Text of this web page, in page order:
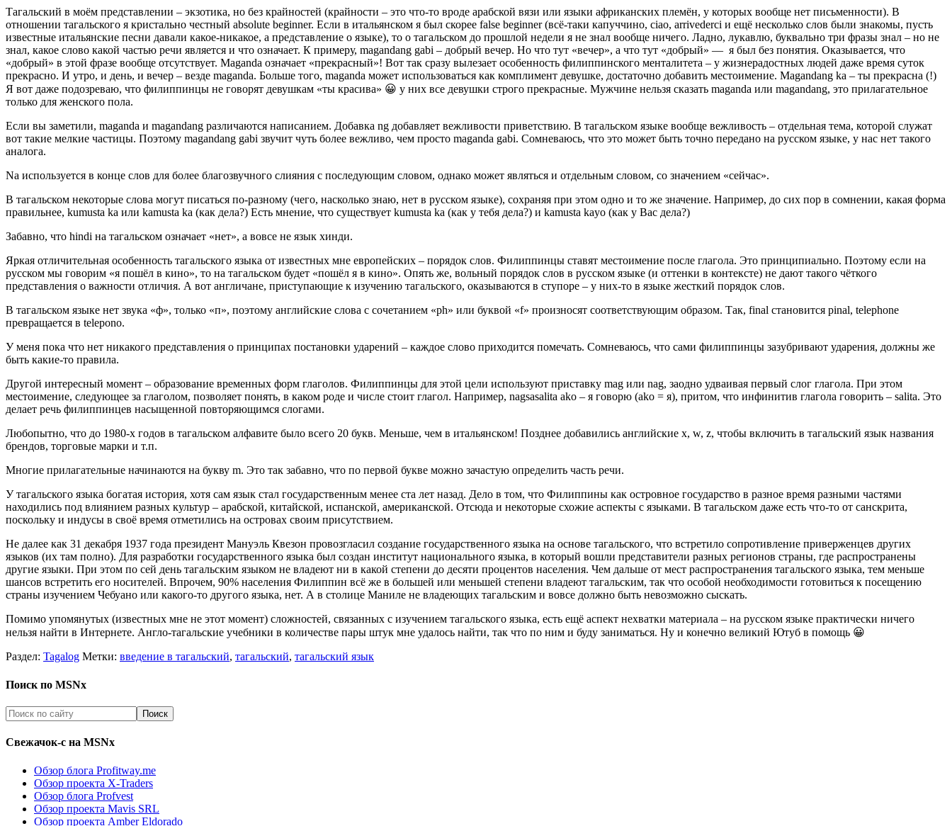
Тагальский в моём представлении – экзотика, но без крайностей (крайности – это что-то вроде арабской вязи или языки африканских племён, у которых вообще нет письменности). В
отношении тагальского я кристально честный absolute beginner. Если в итальянском я был скорее false beginner (всё-таки капуччино, ciao, arrivederci и ещё несколько слов были знакомы, пусть
известные итальянские песни давали какое-никакое, а представление о языке), то о тагальском до прошлой недели я не знал вообще ничего. Ладно, лукавлю, буквально три фразы знал – но не
знал, какое слово какой частью речи является и что означает. К примеру, magandang gabi – добрый вечер. Но что тут «вечер», а что тут «добрый» — я был без понятия. Оказывается, что
«добрый» в этой фразе вообще отсутствует. Maganda означает «прекрасный»! Вот так сразу вылезает особенность филиппинского менталитета – у жизнерадостных людей даже время суток
прекрасно. И утро, и день, и вечер – везде maganda. Больше того, maganda может использоваться как комплимент девушке, достаточно добавить местоимение. Magandang ka – ты прекрасна (!)
Я вот даже подозреваю, что филиппинцы не говорят девушкам «ты красива» 😀 у них все девушки строго прекрасные. Мужчине нельзя сказать maganda или magandang, это прилагательное
только для женского пола.
Если вы заметили, maganda и magandang различаются написанием. Добавка ng добавляет вежливости приветствию. В тагальском языке вообще вежливость – отдельная тема, которой служат
вот такие мелкие частицы. Поэтому magandang gabi звучит чуть более вежливо, чем просто maganda gabi. Сомневаюсь, что это может быть точно передано на русском языке, у нас нет такого
аналога.
Na используется в конце слов для более благозвучного слияния с последующим словом, однако может являться и отдельным словом, со значением «сейчас».
В тагальском некоторые слова могут писаться по-разному (чего, насколько знаю, нет в русском языке), сохраняя при этом одно и то же значение. Например, до сих пор в сомнении, какая форма
правильнее, kumusta ka или kamusta ka (как дела?) Есть мнение, что существует kumusta ka (как у тебя дела?) и kamusta kayo (как у Вас дела?)
Забавно, что hindi на тагальском означает «нет», а вовсе не язык хинди.
Яркая отличительная особенность тагальского языка от известных мне европейских – порядок слов. Филиппинцы ставят местоимение после глагола. Это принципиально. Поэтому если на
русском мы говорим «я пошёл в кино», то на тагальском будет «пошёл я в кино». Опять же, вольный порядок слов в русском языке (и оттенки в контексте) не дают такого чёткого
представления о важности отличия. А вот англичане, приступающие к изучению тагальского, оказываются в ступоре – у них-то в языке жесткий порядок слов.
В тагальском языке нет звука «ф», только «п», поэтому английские слова с сочетанием «ph» или буквой «f» произносят соответствующим образом. Так, final становится pinal, telephone
превращается в telepono.
У меня пока что нет никакого представления о принципах постановки ударений – каждое слово приходится помечать. Сомневаюсь, что сами филиппинцы зазубривают ударения, должны же
быть какие-то правила.
Другой интересный момент – образование временных форм глаголов. Филиппинцы для этой цели используют приставку mag или nag, заодно удваивая первый слог глагола. При этом
местоимение, следующее за глаголом, позволяет понять, в каком роде и числе стоит глагол. Например, nagsasalita ako – я говорю (ako = я), притом, что инфинитив глагола говорить – salita. Это
делает речь филиппинцев насыщенной повторяющимся слогами.
Любопытно, что до 1980-х годов в тагальском алфавите было всего 20 букв. Меньше, чем в итальянском! Позднее добавились английские x, w, z, чтобы включить в тагальский язык названия
брендов, торговые марки и т.п.
Многие прилагательные начинаются на букву m. Это так забавно, что по первой букве можно зачастую определить часть речи.
У тагальского языка богатая история, хотя сам язык стал государственным менее ста лет назад. Дело в том, что Филиппины как островное государство в разное время разными частями
находились под влиянием разных культур – арабской, китайской, испанской, американской. Отсюда и некоторые схожие аспекты с языками. В тагальском даже есть что-то от санскрита,
поскольку и индусы в своё время отметились на островах своим присутствием.
Не далее как 31 декабря 1937 года президент Мануэль Квезон провозгласил создание государственного языка на основе тагальского, что встретило сопротивление приверженцев других
языков (их там полно). Для разработки государственного языка был создан институт национального языка, в который вошли представители разных регионов страны, где распространены
другие языки. При этом по сей день тагальским языком не владеют ни в какой степени до десяти процентов населения. Чем дальше от мест распространения тагальского языка, тем меньше
шансов встретить его носителей. Впрочем, 90% населения Филиппин всё же в большей или меньшей степени владеют тагальским, так что особой необходимости готовиться к посещению
страны изучением Чебуано или какого-то другого языка, нет. А в столице Маниле не владеющих тагальским и вовсе должно быть невозможно сыскать.
Помимо упомянутых (известных мне не этот момент) сложностей, связанных с изучением тагальского языка, есть ещё аспект нехватки материала – на русском языке практически ничего
нельзя найти в Интернете. Англо-тагальские учебники в количестве пары штук мне удалось найти, так что по ним и буду заниматься. Ну и конечно великий Ютуб в помощь 😀
Раздел: Tagalog Метки: введение в тагальский, тагальский, тагальский язык
Поиск по MSNx
Свежачок-с на MSNx
Обзор блога Profitway.me
Обзор проекта X-Traders
Обзор блога Profvest
Обзор проекта Mavis SRL
Обзор проекта Amber Eldorado